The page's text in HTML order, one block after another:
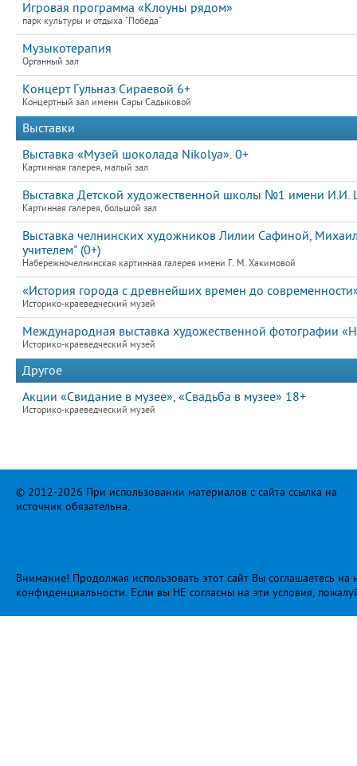
Игровая программа «Клоуны рядом»
парк культуры и отдыха "Победа"
Музыкотерапия
Органный зал
Концерт Гульназ Сираевой 6+
Концертный зал имени Сары Садыковой
Выставки
Выставка «Музей шоколада Nikolya». 0+
Картинная галерея, малый зал
Выставка Детской художественной школы №1 имени И.И.
Картинная галерея, большой зал
Выставка челнинских художников Лилии Сафиной,
учителем" (0+)
Набережночелнинская картинная галерея имени Г. М. Хакимовой
«История города с древнейших времен до
Историко-краеведческий музей
Международная выставка художественной фотографии
Историко-краеведческий музей
Другое
Акции «Свидание в музее», «Свадьба в музее» 18+
Историко-краеведческий музей
© 2012-2026 При использовании материалов с сайта ссылка на
источник обязательна.
Внимание! Продолжая использовать этот сайт Вы соглашаетесь
конфиденциальности. Если вы НЕ согласны на эти условия,